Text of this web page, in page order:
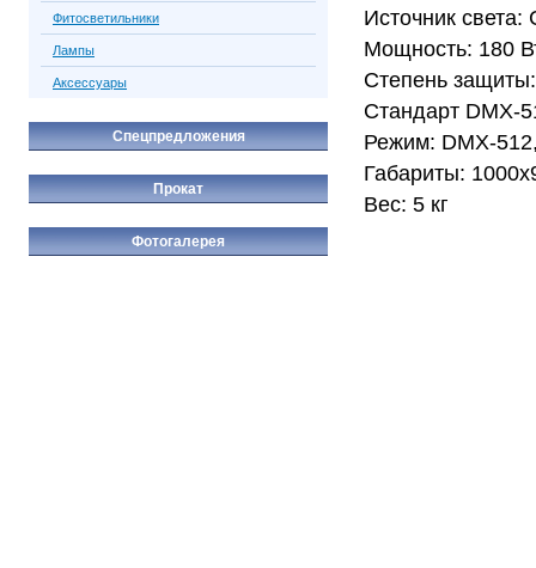
Источник
Мощность: 180
Степень
Стандарт DMX-
Режим: DMX-
Габариты:
Вес: 5 кг
Фитосветильники
Лампы
Аксессуары
Спецпредложения
Прокат
Фотогалерея